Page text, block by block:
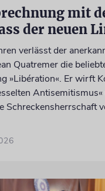
mit
der neuen
verlässt der
Quatremer die
»Libération«. Er wirft
Antisemitismus«
Schreckensherrschaft